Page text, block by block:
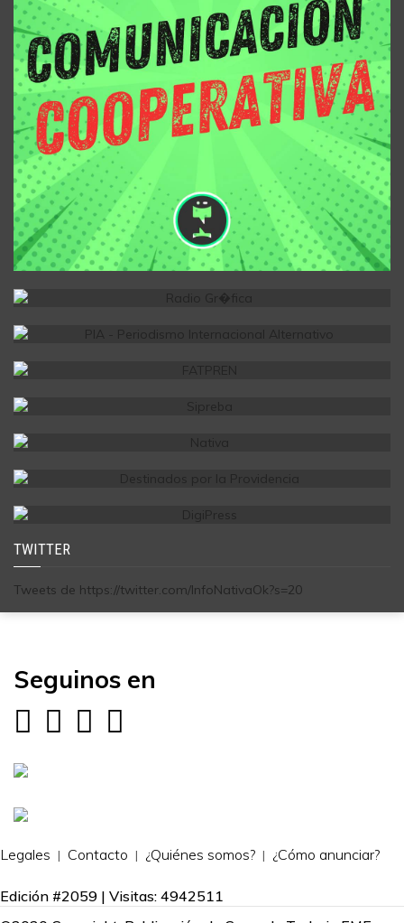
TWITTER
Tweets de https://twitter.com/InfoNativaOk?s=20
Seguinos en
Legales Contacto ¿Quiénes somos? ¿Cómo anunciar?
Edición #2059 | Visitas: 4942511